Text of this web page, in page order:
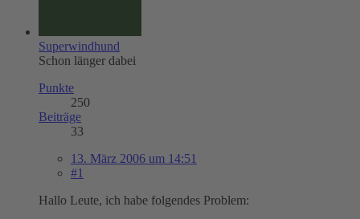
Superwindhund
Schon länger dabei
Punkte
250
Beiträge
33
13. März 2006 um 14:51
#1
Hallo Leute, ich habe folgendes Problem: